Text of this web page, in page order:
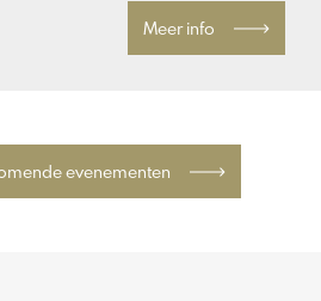
Meer info
evenementen